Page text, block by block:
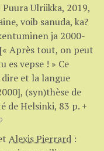
Puura Ulriikka, 2019,
voib sanuda, ka?
ja 2000-
Après tout, on peut
es vepse ! » Ce
dire et la langue
(syn)thèse de
de Helsinki, 83 p. +
Alexis Pierrard :